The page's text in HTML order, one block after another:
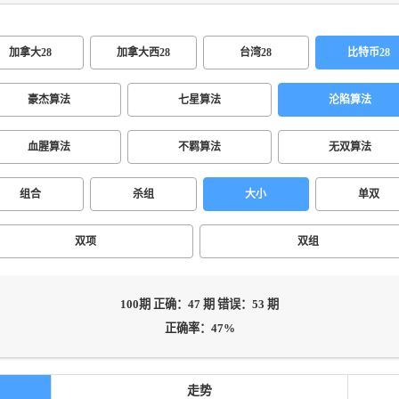
加拿大28 加拿大西28 台湾28 比特币28
豪杰算法 七星算法 沦陷算法
血腥算法 不羁算法 无双算法
组合 杀组 大小 单双
双项 双组
100期 正确：47 期 错误：53 期
正确率：47%
走势